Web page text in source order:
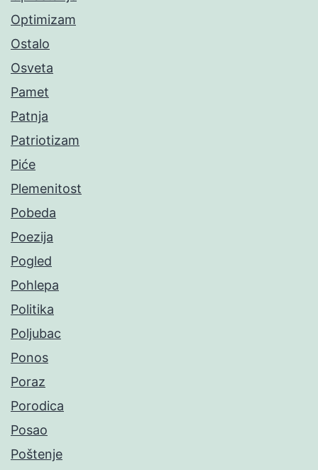
Optimizam
Ostalo
Osveta
Pamet
Patnja
Patriotizam
Piće
Plemenitost
Pobeda
Poezija
Pogled
Pohlepa
Politika
Poljubac
Ponos
Poraz
Porodica
Posao
Poštenje